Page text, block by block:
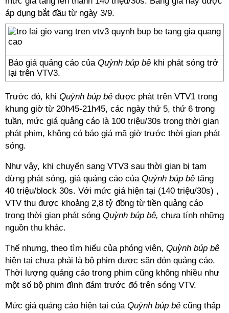
áp dụng bắt đầu từ ngày 3/9.
Báo giá quảng cáo của Quỳnh búp bê khi phát sóng trở
lại trên VTV3.
Trước đó, khi Quỳnh búp bê được phát trên VTV1 trong
khung giờ từ 20h45-21h45, các ngày thứ 5, thứ 6 trong
tuần, mức giá quảng cáo là 100 triệu/30s trong thời gian
phát phim, không có báo giá mã giờ trước thời gian phát
sóng.
Như vậy, khi chuyển sang VTV3 sau thời gian bị tạm
dừng phát sóng, giá quảng cáo của Quỳnh búp bê tăng
40 triệu/block 30s. Với mức giá hiện tại (140 triệu/30s) ,
VTV thu được khoảng 2,8 tỷ đồng từ tiền quảng cáo
trong thời gian phát sóng Quỳnh búp bê, chưa tính những
nguồn thu khác.
Thế nhưng, theo tìm hiểu của phóng viên, Quỳnh búp bê
hiện tại chưa phải là bộ phim được săn đón quảng cáo.
Thời lượng quảng cáo trong phim cũng không nhiều như
một số bộ phim đình đám trước đó trên sóng VTV.
Mức giá quảng cáo hiện tại của Quỳnh búp bê cũng thấp